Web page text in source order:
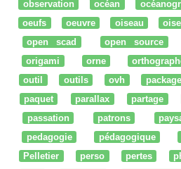
observation
océan
oeufs
oeuvre oiseau
open scad
open source
origami
orne
outil
outils ovh
paquet
parallax partage
passation
patrons
pedagogie
pédagogique
Pelletier
perso pertes